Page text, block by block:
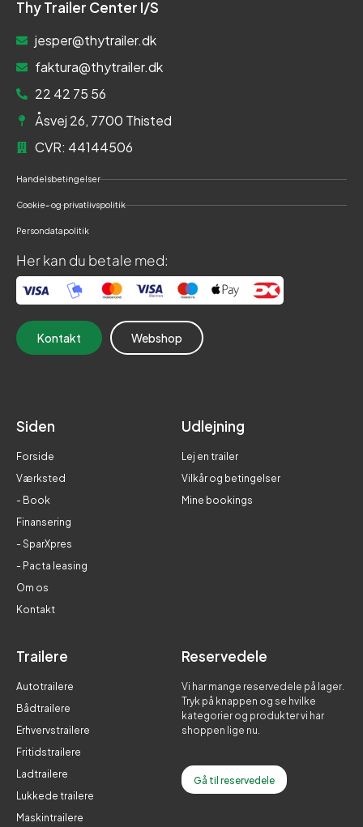
Thy Trailer Center I/S
jesper@thytrailer.dk
faktura@thytrailer.dk
22 42 75 56
Åsvej 26, 7700 Thisted
CVR: 44144506
Handelsbetingelser
Cookie- og privatlivspolitik
Persondatapolitik
Her kan du betale med:
Kontakt Webshop
Siden
Forside
Værksted
- Book
Finansering
- SparXpres
- Pacta leasing
Om os
Kontakt
Udlejning
Lej en trailer
Vilkår og betingelser
Mine bookings
Trailere
Autotrailere
Bådtrailere
Erhvervstrailere
Fritidstrailere
Ladtrailere
Lukkede trailere
Maskintrailere
Reservedele
Vi har mange reservedele på lager.
Tryk på knappen og se hvilke
kategorier og produkter vi har
shoppen lige nu.
Gå til reservedele